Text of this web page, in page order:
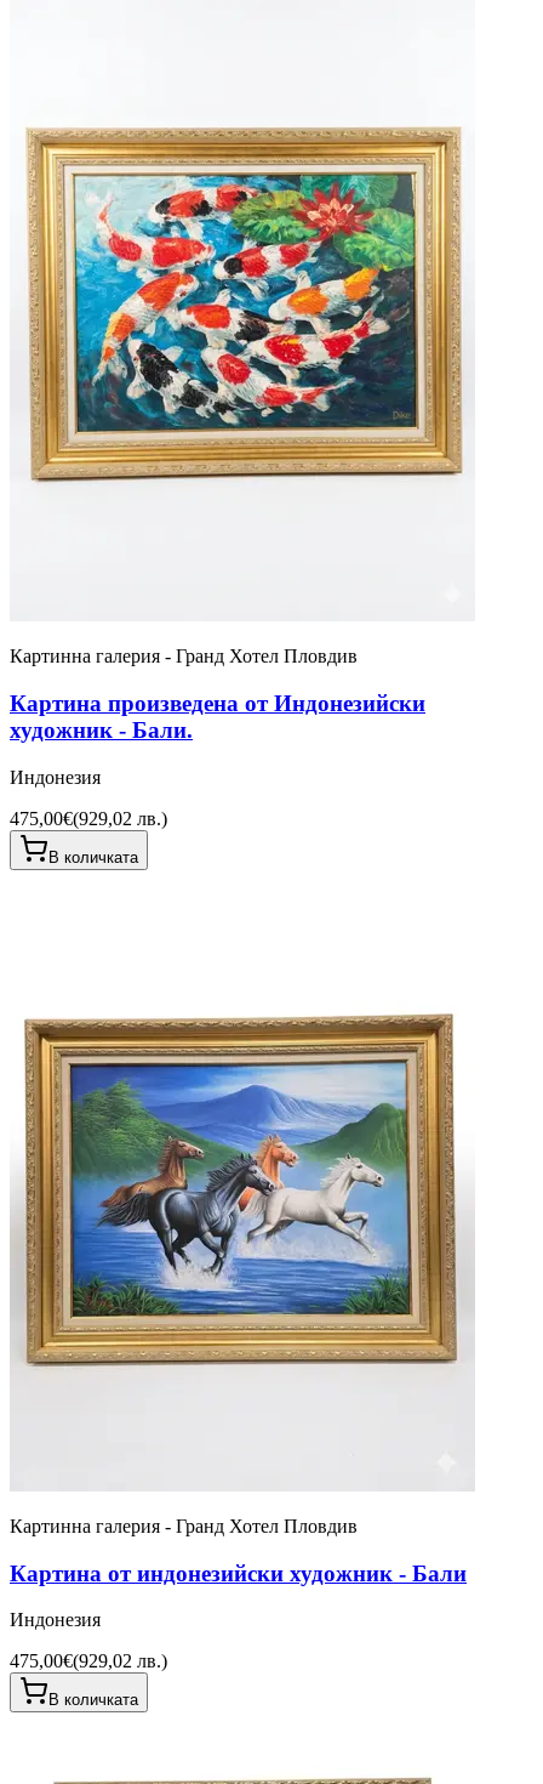
Картинна галерия - Гранд Хотел Пловдив
Картина произведена от Индонезийски
художник - Бали.
Индонезия
475,00€(929,02 лв.)
В количката
Картинна галерия - Гранд Хотел Пловдив
Картина от индонезийски художник - Бали
Индонезия
475,00€(929,02 лв.)
В количката